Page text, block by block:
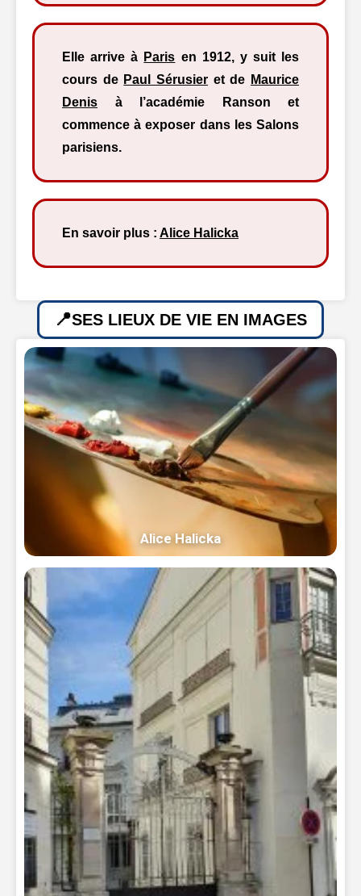
Elle arrive à Paris en 1912, y suit les
cours de Paul Sérusier et de Maurice
Denis à l’académie Ranson et
commence à exposer dans les Salons
parisiens.
En savoir plus : Alice Halicka
SES LIEUX DE VIE EN IMAGES
Alice Halicka